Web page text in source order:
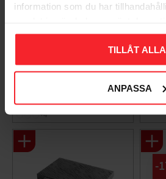
information som du har
TILLÅT ALLA
ANPASSA
kupig Candor Benders
003983062
Lägg till i
+4